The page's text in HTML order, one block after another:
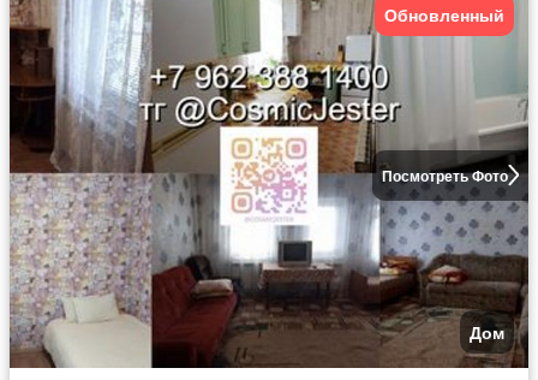
Посмотреть Фото
Обновленный
Дом